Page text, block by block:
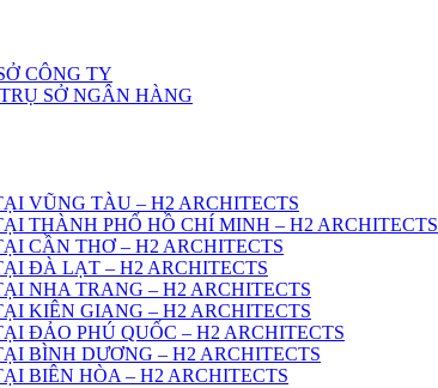
CÔNG TY
SỞ NGÂN HÀNG
VŨNG TÀU – H2 ARCHITECTS
THÀNH PHỐ HỒ CHÍ MINH – H2 ARCHITECTS
CẦN THƠ – H2 ARCHITECTS
ĐÀ LẠT – H2 ARCHITECTS
NHA TRANG – H2 ARCHITECTS
KIÊN GIANG – H2 ARCHITECTS
ĐẢO PHÚ QUỐC – H2 ARCHITECTS
BÌNH DƯƠNG – H2 ARCHITECTS
BIÊN HÒA – H2 ARCHITECTS